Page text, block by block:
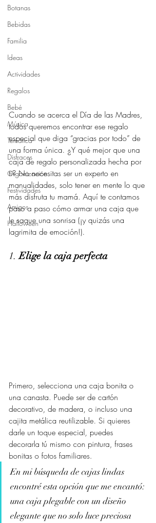
Botanas
Bebidas
Familia
Ideas
Actividades
Regalos
Bebé
Música
Temática
Disfraces
Organización
Festividades
Amigos
Halloween
Cuando se acerca el Día de las Madres,
todos queremos encontrar ese regalo
especial que diga “gracias por todo” de
una forma única. ¿Y qué mejor que una
caja de regalo personalizada hecha por
ti? No necesitas ser un experto en
manualidades, solo tener en mente lo que
más disfruta tu mamá. Aquí te contamos
paso a paso cómo armar una caja que
le saque una sonrisa (¡y quizás una
lagrimita de emoción!).
1. Elige la caja perfecta
Primero, selecciona una caja bonita o
una canasta. Puede ser de cartón
decorativo, de madera, o incluso una
cajita metálica reutilizable. Si quieres
darle un toque especial, puedes
decorarla tú mismo con pintura, frases
bonitas o fotos familiares.
En mi búsqueda de cajas lindas
encontré esta opción que me encantó:
una caja plegable con un diseño
elegante que no solo luce preciosa